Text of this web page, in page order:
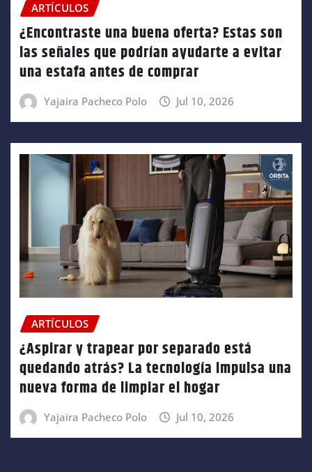
ARTÍCULOS
¿Encontraste una buena oferta? Estas son
las señales que podrían ayudarte a evitar
una estafa antes de comprar
Yajaira Pacheco Polo Jul 10, 2026
ARTÍCULOS
¿Aspirar y trapear por separado está
quedando atrás? La tecnología impulsa una
nueva forma de limpiar el hogar
Yajaira Pacheco Polo Jul 10, 2026